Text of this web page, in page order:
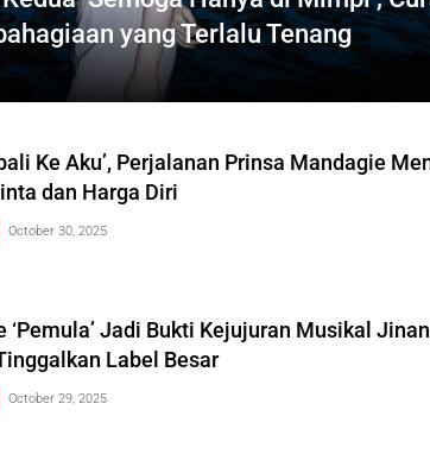
yang Terlalu Tenang
Ke Aku’, Perjalanan Prinsa Mandagie
dan Harga Diri
October 30, 2025
‘Pemula’ Jadi Bukti Kejujuran Musikal
Label Besar
October 29, 2025